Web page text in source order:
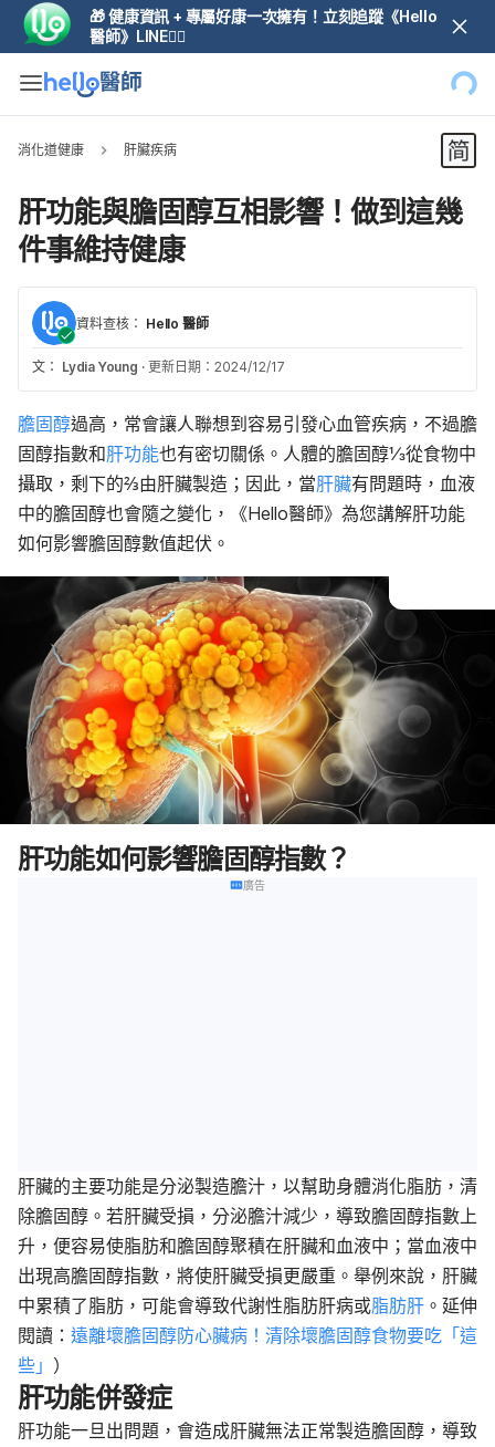
🎁 健康資訊 + 專屬好康一次擁有！立刻追蹤《Hello
醫師》LINE👆🏼
消化道健康 肝臟疾病
肝功能與膽固醇互相影響！做到這幾
件事維持健康
資料查核： Hello 醫師
文： Lydia Young · 更新日期：2024/12/17
膽固醇過高，常會讓人聯想到容易引發心血管疾病，不過膽
固醇指數和肝功能也有密切關係。人體的膽固醇⅓從食物中
攝取，剩下的⅔由肝臟製造；因此，當肝臟有問題時，血液
中的膽固醇也會隨之變化，《Hello醫師》為您講解肝功能
如何影響膽固醇數值起伏。
肝功能如何影響膽固醇指數？
廣告
肝臟的主要功能是分泌製造膽汁，以幫助身體消化脂肪，清
除膽固醇。若肝臟受損，分泌膽汁減少，導致膽固醇指數上
升，便容易使脂肪和膽固醇聚積在肝臟和血液中；當血液中
出現高膽固醇指數，將使肝臟受損更嚴重。舉例來說，肝臟
中累積了脂肪，可能會導致代謝性脂肪肝病或脂肪肝 。延伸
閱讀： 遠離壞膽固醇防心臟病！清除壞膽固醇食物要吃「這
些」 ）
肝功能併發症
肝功能一旦出問題，會造成肝臟無法正常製造膽固醇，導致